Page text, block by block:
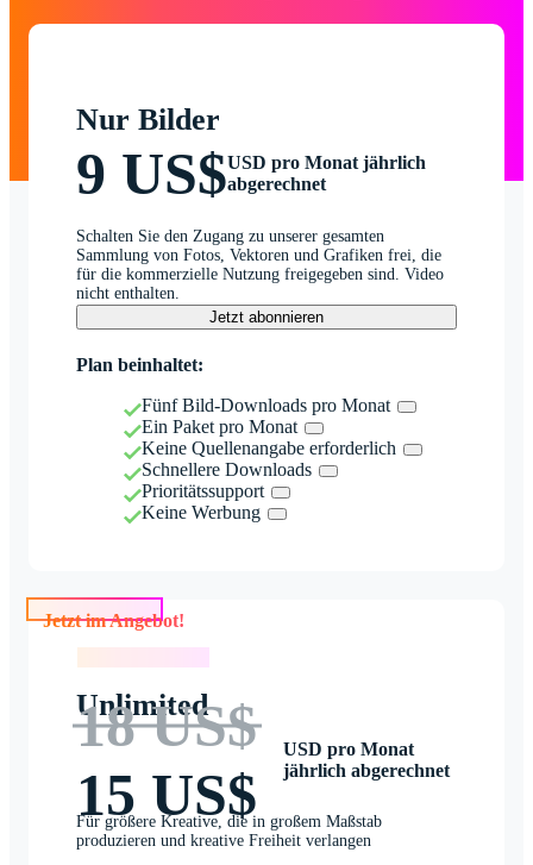
Nur Bilder
9 US$USD pro Monat jährlich
abgerechnet
Schalten Sie den Zugang zu unserer gesamten
Sammlung von Fotos, Vektoren und Grafiken frei, die
für die kommerzielle Nutzung freigegeben sind. Video
nicht enthalten.
Jetzt abonnieren
Plan beinhaltet:
Fünf Bild-Downloads pro Monat
Ein Paket pro Monat
Keine Quellenangabe erforderlich
Schnellere Downloads
Prioritätssupport
Keine Werbung
Jetzt im Angebot!
Unlimited
18 US$
15 US$
USD pro Monat
jährlich abgerechnet
Für größere Kreative, die in großem Maßstab
produzieren und kreative Freiheit verlangen